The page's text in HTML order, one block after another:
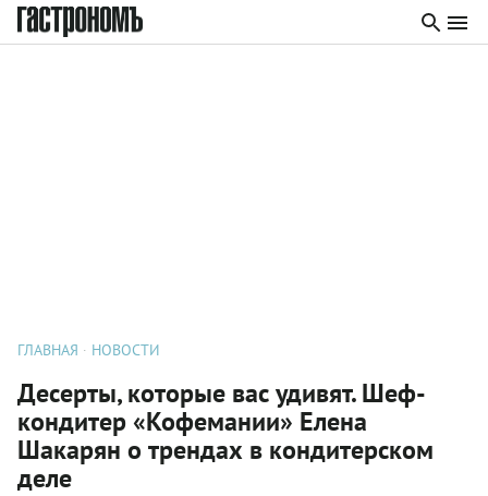
ГЛАВНАЯ НОВОСТИ
Десерты, которые вас удивят. Шеф-
кондитер «Кофемании» Елена
Шакарян о трендах в кондитерском
деле